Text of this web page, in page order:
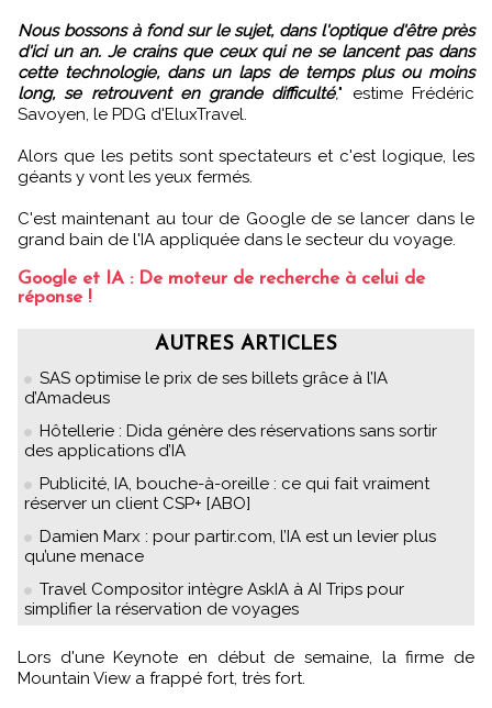
Nous bossons à fond sur le sujet, dans l'optique d'être près
d'ici un an. Je crains que ceux qui ne se lancent pas dans
cette technologie, dans un laps de temps plus ou moins
long, se retrouvent en grande difficulté," estime Frédéric
Savoyen, le PDG d'EluxTravel.
Alors que les petits sont spectateurs et c'est logique, les
géants y vont les yeux fermés.
C'est maintenant au tour de Google de se lancer dans le
grand bain de l'IA appliquée dans le secteur du voyage.
Google et IA : De moteur de recherche à celui de
réponse !
AUTRES ARTICLES
SAS optimise le prix de ses billets grâce à l’IA
d’Amadeus
Hôtellerie : Dida génère des réservations sans sortir
des applications d’IA
Publicité, IA, bouche-à-oreille : ce qui fait vraiment
réserver un client CSP+ [ABO]
Damien Marx : pour partir.com, l’IA est un levier plus
qu’une menace
Travel Compositor intègre AskIA à AI Trips pour
simplifier la réservation de voyages
Lors d'une Keynote en début de semaine, la firme de
Mountain View a frappé fort, très fort.